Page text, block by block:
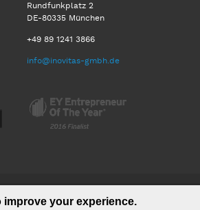
Rundfunkplatz 2
DE-80335 München
+49 89 1241 3866
info@inovitas-gmbh.de
Reserved.
improve your experience.